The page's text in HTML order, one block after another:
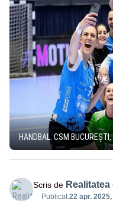
HANDBAL. CSM
Scris de
Publicat:22 apr.